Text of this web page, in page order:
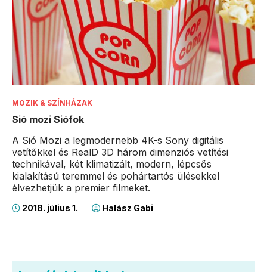
MOZIK & SZÍNHÁZAK
Sió mozi Siófok
A Sió Mozi a legmodernebb 4K-s Sony digitális
vetítőkkel és RealD 3D három dimenziós vetítési
technikával, két klimatizált, modern, lépcsős
kialakítású teremmel és pohártartós ülésekkel
élvezhetjük a premier filmeket.
2018. július 1. Halász Gabi